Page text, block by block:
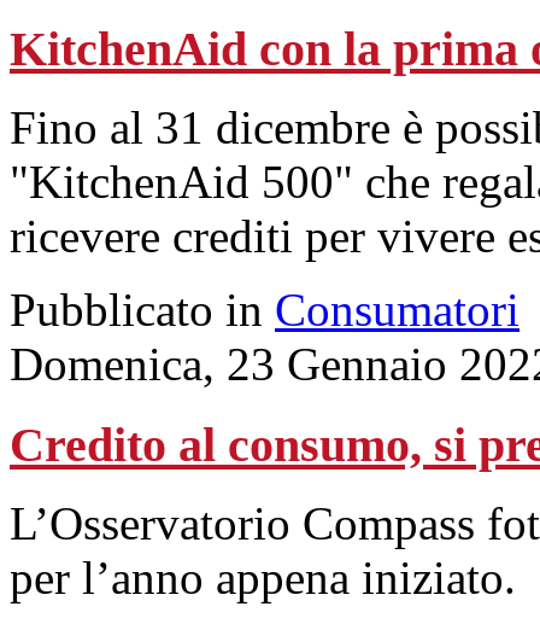
KitchenAid con la prima
Fino al 31 dicembre è
"KitchenAid 500" che
ricevere crediti per vivere
Pubblicato in Consumatori
Domenica, 23 Gennaio
Credito al consumo, si
L’Osservatorio Compass
per l’anno appena iniziato.